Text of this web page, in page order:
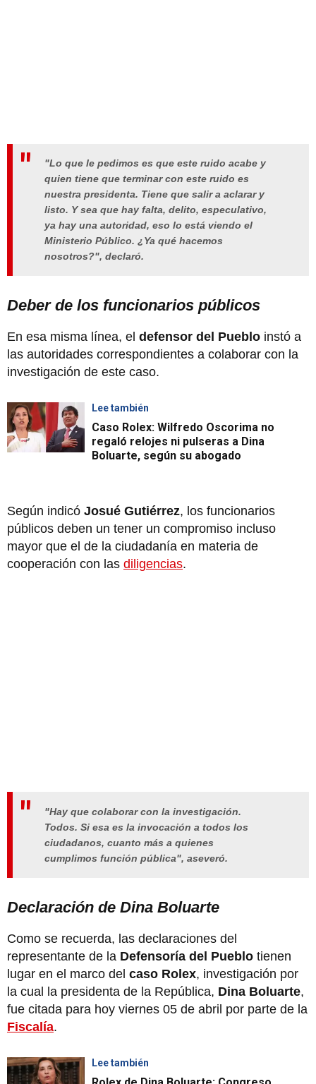
"Lo que le pedimos es que este ruido acabe y
quien tiene que terminar con este ruido es
nuestra presidenta. Tiene que salir a aclarar y
listo. Y sea que hay falta, delito, especulativo,
ya hay una autoridad, eso lo está viendo el
Ministerio Público. ¿Ya qué hacemos
nosotros?", declaró.
Deber de los funcionarios públicos
En esa misma línea, el defensor del Pueblo instó a
las autoridades correspondientes a colaborar con la
investigación de este caso.
Lee también
Caso Rolex: Wilfredo Oscorima no
regaló relojes ni pulseras a Dina
Boluarte, según su abogado
Según indicó Josué Gutiérrez, los funcionarios
públicos deben un tener un compromiso incluso
mayor que el de la ciudadanía en materia de
cooperación con las diligencias.
"Hay que colaborar con la investigación.
Todos. Si esa es la invocación a todos los
ciudadanos, cuanto más a quienes
cumplimos función pública", aseveró.
Declaración de Dina Boluarte
Como se recuerda, las declaraciones del
representante de la Defensoría del Pueblo tienen
lugar en el marco del caso Rolex, investigación por
la cual la presidenta de la República, Dina Boluarte,
fue citada para hoy viernes 05 de abril por parte de la
Fiscalía.
Lee también